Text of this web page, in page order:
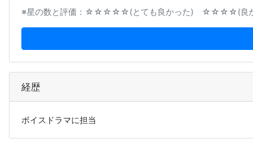
※星の数と評価：☆☆☆☆☆(とても良かった) ☆☆☆☆(良
経歴
ボイスドラマに担当